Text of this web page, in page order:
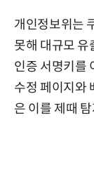
개인정보위는
못해 대규모 유
인증 서명키를
수정 페이지와
은 이를 제때